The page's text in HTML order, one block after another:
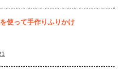
使って⼿作りふりかけ